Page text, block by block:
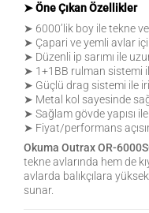
➤ Öne Çıkan Özellikler
➤ 6000’lik boy ile tekne
➤ Çapari ve yemli avlar
➤ Düzenli ip sarımı ile
➤ 1+1BB rulman sistemi
➤ Güçlü drag sistemi ile
➤ Metal kol sayesinde
➤ Sağlam gövde yapısı
➤ Fiyat/performans
Okuma Outrax OR-
tekne avlarında hem de
avlarda balıkçılara
sunar.